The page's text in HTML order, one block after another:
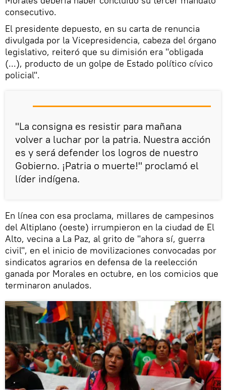
consecutivo.
El presidente depuesto, en su carta de renuncia
divulgada por la Vicepresidencia, cabeza del órgano
legislativo, reiteró que su dimisión era "obligada
(...), producto de un golpe de Estado político cívico
policial".
"La consigna es resistir para mañana
volver a luchar por la patria. Nuestra acción
es y será defender los logros de nuestro
Gobierno. ¡Patria o muerte!" proclamó el
líder indígena.
En línea con esa proclama, millares de campesinos
del Altiplano (oeste) irrumpieron en la ciudad de El
Alto, vecina a La Paz, al grito de "ahora sí, guerra
civil", en el inicio de movilizaciones convocadas por
sindicatos agrarios en defensa de la reelección
ganada por Morales en octubre, en los comicios que
terminaron anulados.